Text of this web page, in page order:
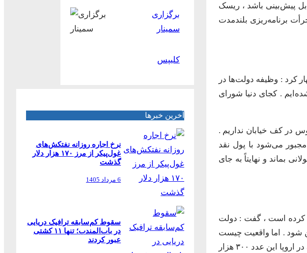
پیش‌بینی باشد ، ریسک
برنامه‌ریزی بلندمدت
کرد : وظیفه دولت‌ها در
. کجای دنیا شورای
در کف خیابان نداریم .
می‌شود با پول نقد
بماند و نهایتاً به جای
درصدی حمل‌ونقل را پیش‌بینی کرده است ، گفت : دولت
محل بهره‌وری تأمین شود . اما واقعیت چیست
؟ کامیون در ایران سالانه ۱۰۰ هزار کیلومتر پیمایش دارد که ۶۰ درصد آن “بارِ خالی” است، در حالی که در اروپا این عدد ۳۰۰ هزار
برگزاری
سمینار
کلیپس
آخرین خبرها
نرخ اجاره روزانه نفتکش‌های
غول‌پیکر از مرز ۱۷۰ هزار دلار
گذشت
6 مرداد 1405
سقوط کم‌سابقه ترافیک دریایی
در باب‌المندب؛ تنها ۱۱ کشتی
عبور کردند